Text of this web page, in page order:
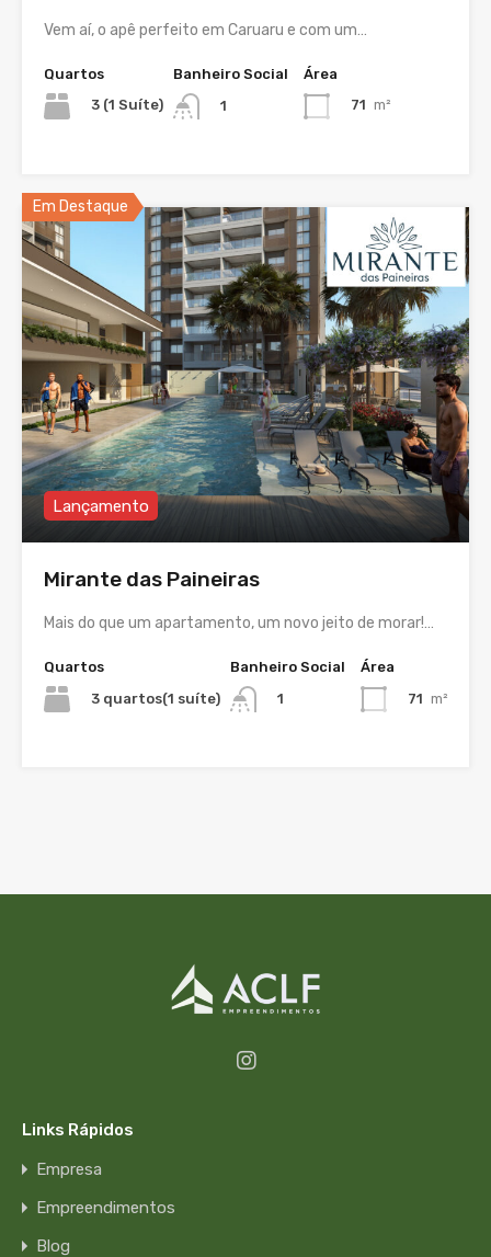
Vem aí, o apê perfeito em Caruaru e com um…
Quartos
3 (1 Suíte)
Banheiro Social
1
Área
71 m²
Em Destaque
Lançamento
Mirante das Paineiras
Mais do que um apartamento, um novo jeito de morar!…
Quartos
3 quartos(1 suíte)
Banheiro Social
1
Área
71 m²
Links Rápidos
Empresa
Empreendimentos
Blog